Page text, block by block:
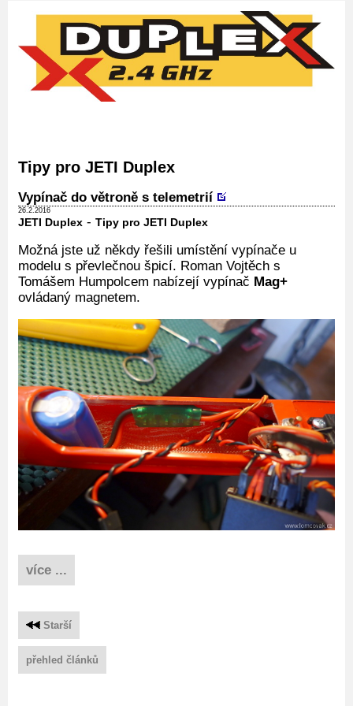
Tipy pro JETI Duplex
Vypínač do větroně s telemetrií
26.2.2016
JETI Duplex - Tipy pro JETI Duplex
Možná jste už někdy řešili umístění vypínače u
modelu s převlečnou špicí. Roman Vojtěch s
Tomášem Humpolcem nabízejí vypínač Mag+
ovládaný magnetem.
více ...
Starší
přehled článků